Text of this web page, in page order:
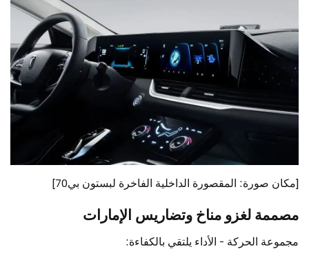
[مكان صورة: المقصورة الداخلية الفاخرة لبستون بي70]
مصممة لغزو مناخ وتضاريس الإمارات
مجموعة الحركة - الأداء يلتقي بالكفاءة: